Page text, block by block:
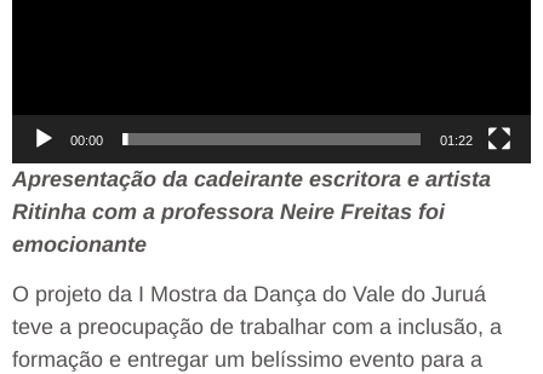
00:00 01:22
Apresentação da cadeirante escritora e artista
Ritinha com a professora Neire Freitas foi
emocionante
O projeto da I Mostra da Dança do Vale do Juruá
teve a preocupação de trabalhar com a inclusão, a
formação e entregar um belíssimo evento para a